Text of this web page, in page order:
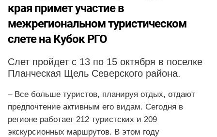
края примет участие в
межрегиональном туристическом
слете на Кубок РГО
Слет пройдет с 13 по 15 октября в поселке
Планческая Щель Северского района.
– Все больше туристов, планируя отдых, отдают
предпочтение активным его видам. Сегодня в
регионе работает 212 туристских и 209
экскурсионных маршрутов. В этом году